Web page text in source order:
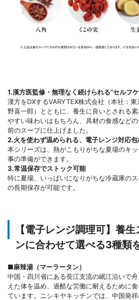
1.漢方医監修・無理なく続けられる“セルフ
漢方をDXするVARYTEX株式会社（本社：
野喜一郎）とともに、養生に良いとされる
やすい味わいはもちろん、具材の食感など
前のスープに仕上げました。
2.火を使わず温められる、電子レンジ対応包
本シリーズは、熱がこもりがちな夏場のキ
事の準備ができます。
3.常温保存でストック可能
特に夏場、いっぱいになりがちな冷蔵庫の
の長期保存が可能です。
【電子レンジ調理可】養
ンに合わせて選べる3種類
■麻辣湯（マーラータン）
中国・四川省にある長江支流の岷江沿いで
えた体を温め、過酷な労働に耐えるために
ています。ニシキヤキッチンでは、中国発